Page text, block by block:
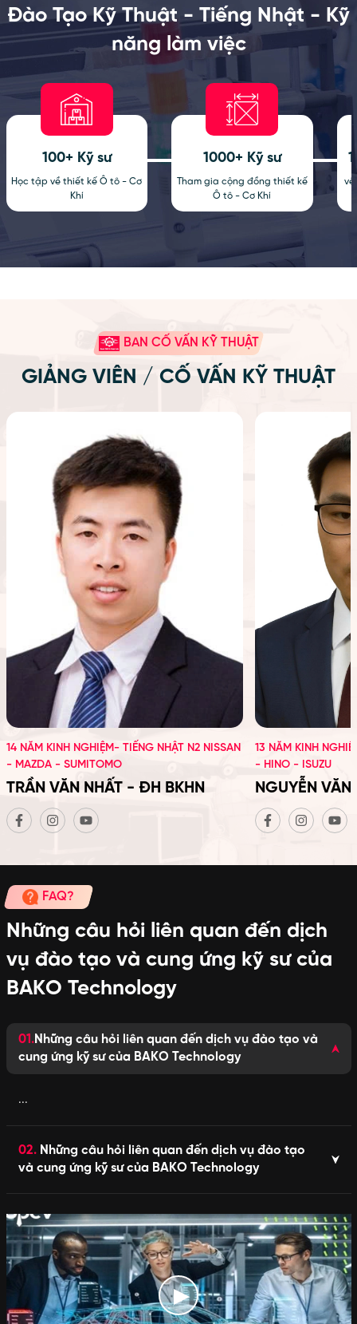
Đào Tạo Kỹ Thuật - Tiếng Nhật - Kỹ
năng làm việc
100+ Kỹ sư
Học tập về thiết kế Ô tô - Cơ
Khí
1000+ Kỹ sư
Tham gia cộng đồng thiết kế
Ô tô - Cơ Khí
về
BAN CỐ VẤN KỸ THUẬT
GIẢNG VIÊN / CỐ VẤN KỸ THUẬT
14 NĂM KINH NGHIỆM- TIẾNG NHẬT N2 NISSAN
- MAZDA - SUMITOMO
TRẦN VĂN NHẤT - ĐH BKHN
13 NĂM KINH
- HINO - ISUZU
NGUYỄN
FAQ?
Những câu hỏi liên quan đến dịch
vụ đào tạo và cung ứng kỹ sư của
BAKO Technology
01.Những câu hỏi liên quan đến dịch vụ đào tạo và
cung ứng kỹ sư của BAKO Technology
...
02.Những câu hỏi liên quan đến dịch vụ đào tạo
và cung ứng kỹ sư của BAKO Technology